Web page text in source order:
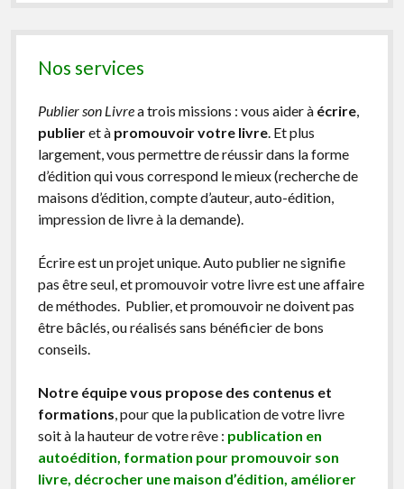
Nos services
Publier son Livrea trois missions : vous aider à écrire,
publieret à promouvoir votre livre. Et plus
largement, vous permettre de réussir dans la forme
d’édition qui vous correspond le mieux (recherche de
maisons d’édition, compte d’auteur, auto-édition,
impression de livre à la demande).
Écrire est un projet unique. Auto publier ne signifie
pas être seul, et promouvoir votre livre est une affaire
de méthodes. Publier, et promouvoir ne doivent pas
être bâclés, ou réalisés sans bénéficier de bons
conseils.
Notre équipe vous propose des contenus et
formations, pour que la publication de votre livre
soit à la hauteur de votre rêve : publication en
autoédition, formation pour promouvoir son
livre, décrocher une maison d’édition, améliorer